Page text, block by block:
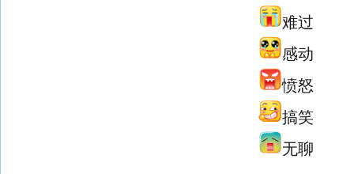
难过
感动
愤怒
搞笑
无聊